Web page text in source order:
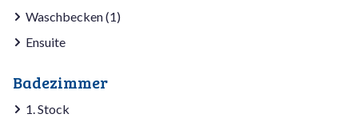
Waschbecken (1)
Ensuite
Badezimmer
1. Stock